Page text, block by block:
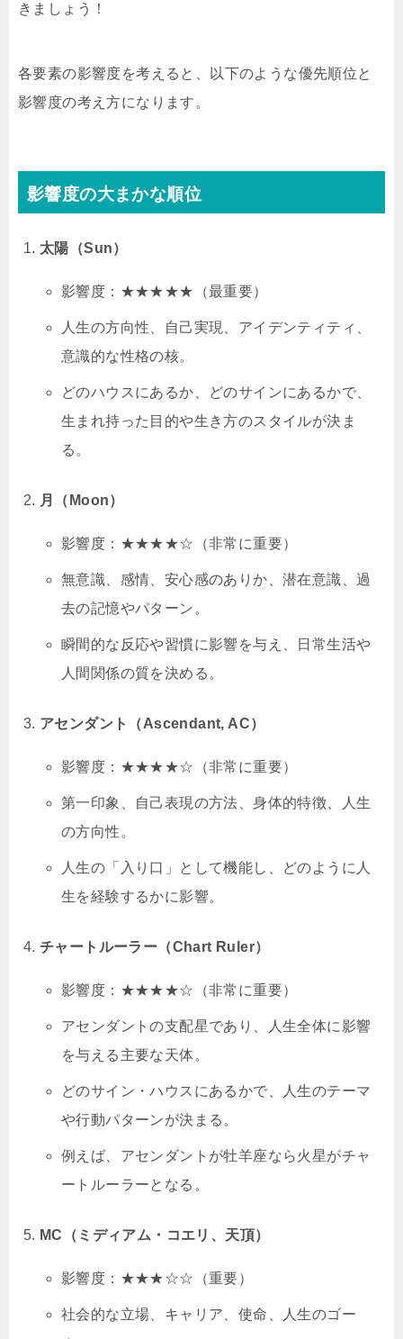
きましょう！
各要素の影響度を考えると、以下のような優先順位と
影響度の考え方になります。
影響度の大まかな順位
太陽（Sun）
影響度：★★★★★（最重要）
人生の方向性、自己実現、アイデンティティ、
意識的な性格の核。
どのハウスにあるか、どのサインにあるかで、
生まれ持った目的や生き方のスタイルが決ま
る。
月（Moon）
影響度：★★★★☆（非常に重要）
無意識、感情、安心感のありか、潜在意識、過
去の記憶やパターン。
瞬間的な反応や習慣に影響を与え、日常生活や
人間関係の質を決める。
アセンダント（Ascendant, AC）
影響度：★★★★☆（非常に重要）
第一印象、自己表現の方法、身体的特徴、人生
の方向性。
人生の「入り口」として機能し、どのように人
生を経験するかに影響。
チャートルーラー（Chart Ruler）
影響度：★★★★☆（非常に重要）
アセンダントの支配星であり、人生全体に影響
を与える主要な天体。
どのサイン・ハウスにあるかで、人生のテーマ
や行動パターンが決まる。
例えば、アセンダントが牡羊座なら火星がチャ
ートルーラーとなる。
MC（ミディアム・コエリ、天頂）
影響度：★★★☆☆（重要）
社会的な立場、キャリア、使命、人生のゴー